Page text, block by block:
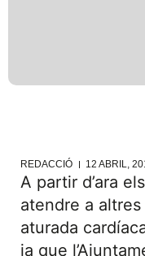
REDACCIÓ 12 ABRIL,
A partir d’ara
atendre a altres
aturada
ja que